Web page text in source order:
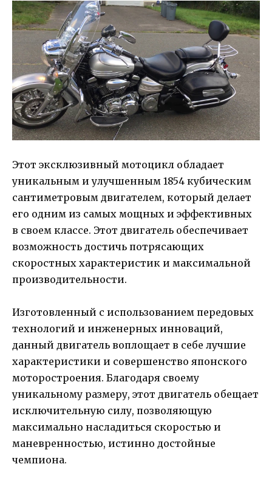
Этот эксклюзивный мотоцикл обладает
уникальным и улучшенным 1854 кубическим
сантиметровым двигателем, который делает
его одним из самых мощных и эффективных
в своем классе. Этот двигатель обеспечивает
возможность достичь потрясающих
скоростных характеристик и максимальной
производительности.
Изготовленный с использованием передовых
технологий и инженерных инноваций,
данный двигатель воплощает в себе лучшие
характеристики и совершенство японского
моторостроения. Благодаря своему
уникальному размеру, этот двигатель обещает
исключительную силу, позволяющую
максимально насладиться скоростью и
маневренностью, истинно достойные
чемпиона.